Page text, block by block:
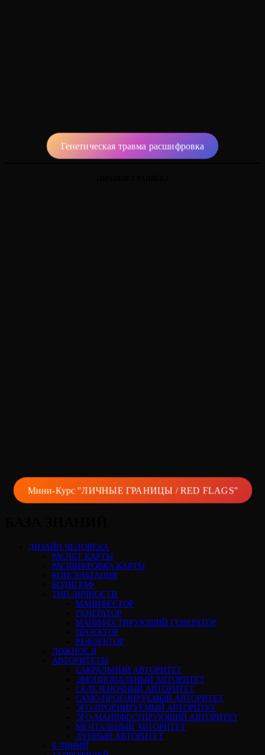
Генетическая травма расшифровка
Мини-Курс "ЛИЧНЫЕ ГРАНИЦЫ / RED FLAGS"
ДИЗАЙН ЧЕЛОВЕКА
РАСЧЕТ КАРТЫ
РАСШИФРОВКА КАРТЫ
КОНСУЛЬТАЦИЯ
БОДИГРАФ
ТИП ЛИЧНОСТИ
МАНИФЕСТОР
ГЕНЕРАТОР
МАНИФЕСТИРУЮЩИЙ ГЕНЕРАТОР
ПРОЕКТОР
РЕФЛЕКТОР
ЛОЖНОЕ Я
АВТОРИТЕТЫ
САКРАЛЬНЫЙ АВТОРИТЕТ
ЭМОЦИОНАЛЬНЫЙ АВТОРИТЕТ
СЕЛЕЗЁНОЧНЫЙ АВТОРИТЕТ
САМО-ПРОЕЦИРУЕМЫЙ АВТОРИТЕТ
ЭГО-ПРОЕЦИРУЕМЫЙ АВТОРИТЕТ
ЭГО-МАНИФЕСТИРУЮЩИЙ АВТОРИТЕТ
МЕНТАЛЬНЫЙ АВТОРИТЕТ
ЛУННЫЙ АВТОРИТЕТ
6 ЛИНИЙ